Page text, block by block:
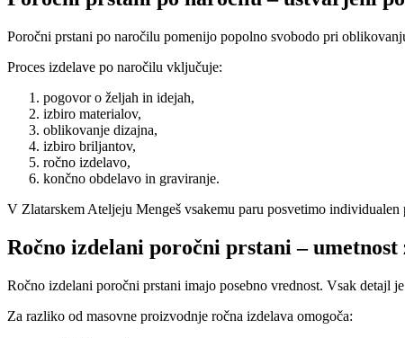
Poročni prstani po naročilu pomenijo popolno svobodo pri
Proces izdelave po naročilu vključuje:
pogovor o željah in idejah,
izbiro materialov,
oblikovanje dizajna,
izbiro briljantov,
ročno izdelavo,
končno obdelavo in graviranje.
V Zlatarskem Ateljeju Mengeš vsakemu paru posvetimo
Ročno izdelani poročni prstani –
Ročno izdelani poročni prstani imajo posebno vrednost. Vsak detajl
Za razliko od masovne proizvodnje ročna izdelava omogoča: